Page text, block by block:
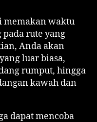
memakan waktu
rute yang
Anda akan
luar biasa,
rumput, hingga
kawah dan
dapat mencoba